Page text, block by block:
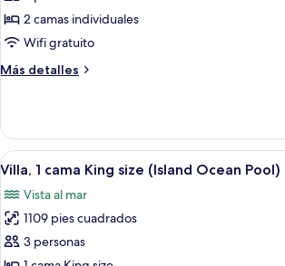
Villa,
2
individuales
2 camas individuales
Wifi gratuito
Más detalles
Más
2
camas
individuales
Pool)
Abrir
todas
las
fotos
de
6
Villa, 1 cama King size (Island Ocean Pool)
Vista al mar
1109 pies cuadrados
3 personas